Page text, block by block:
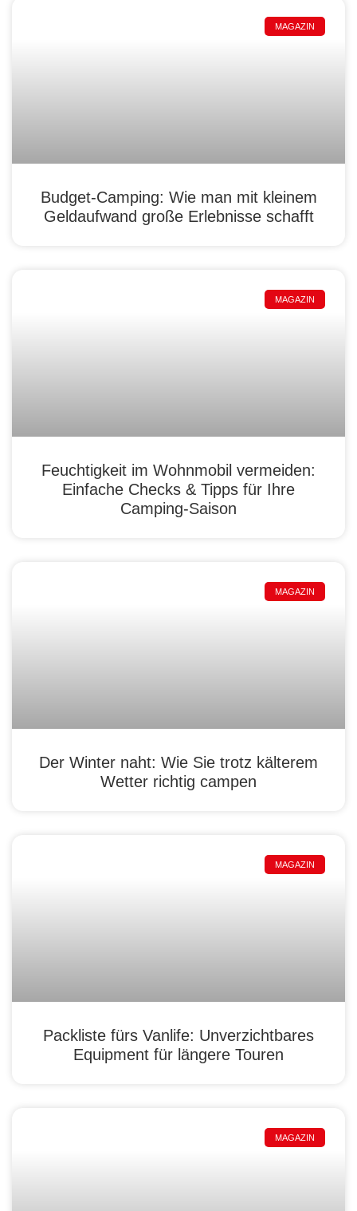
MAGAZIN
Budget-Camping: Wie man mit kleinem
Geldaufwand große Erlebnisse schafft
MAGAZIN
Feuchtigkeit im Wohnmobil vermeiden:
Einfache Checks & Tipps für Ihre
Camping-Saison
MAGAZIN
Der Winter naht: Wie Sie trotz kälterem
Wetter richtig campen
MAGAZIN
Packliste fürs Vanlife: Unverzichtbares
Equipment für längere Touren
MAGAZIN